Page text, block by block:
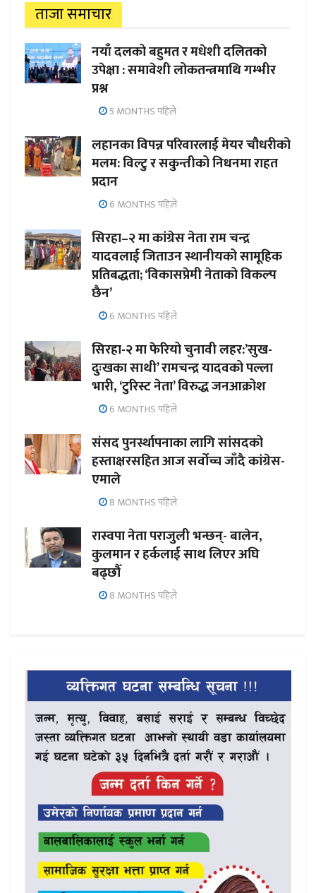
ताजा समाचार
नयाँ दलको बहुमत र मधेशी दलितको
उपेक्षा : समावेशी लोकतन्त्रमाथि गम्भीर
प्रश्न
5 MONTHS पहिले
लहानका विपन्न परिवारलाई मेयर चौधरीको
मलम: विल्टु र सकुन्तीको निधनमा राहत
प्रदान
6 MONTHS पहिले
सिरहा–२ मा कांग्रेस नेता राम चन्द्र
यादवलाई जिताउन स्थानीयको सामूहिक
प्रतिबद्धता; ‘विकासप्रेमी नेताको विकल्प
छैन’
6 MONTHS पहिले
सिरहा-२ मा फेरियो चुनावी लहर:’सुख-
दुःखका साथी’ रामचन्द्र यादवको पल्ला
भारी, ‘टुरिस्ट नेता’ विरुद्ध जनआक्रोश
6 MONTHS पहिले
संसद पुनर्स्थापनाका लागि सांसदको
हस्ताक्षरसहित आज सर्वोच्च जाँदै कांग्रेस-
एमाले
8 MONTHS पहिले
रास्वपा नेता पराजुली भन्छन्- बालेन,
कुलमान र हर्कलाई साथ लिएर अघि
बढ्छौँ
8 MONTHS पहिले